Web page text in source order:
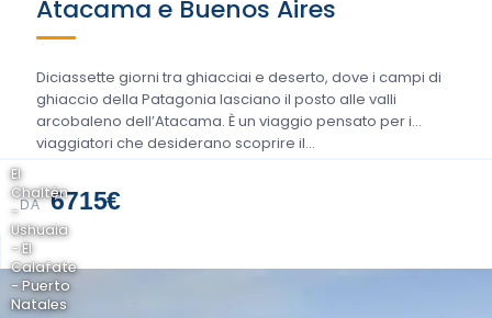
Atacama e Buenos Aires
Diciassette giorni tra ghiacciai e deserto, dove i campi di
ghiaccio della Patagonia lasciano il posto alle valli
arcobaleno dell’Atacama. È un viaggio pensato per i
viaggiatori che desiderano scoprire il…
DA 6715€
El
Chaltén
-
Ushuaia
- El
Calafate
- Puerto
Natales